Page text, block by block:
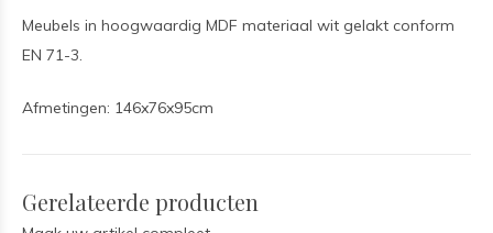
Meubels in hoogwaardig MDF materiaal wit gelakt conform
EN 71-3.
Afmetingen: 146x76x95cm
Gerelateerde producten